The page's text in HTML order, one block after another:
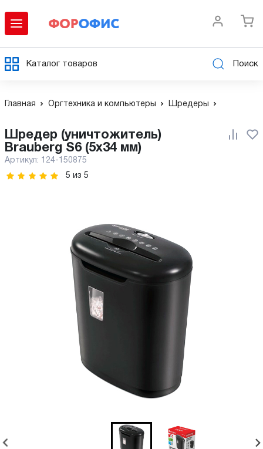
Каталог товаров Поиск
Главная Оргтехника и компьютеры Шредеры
Шредер (уничтожитель)
Brauberg S6 (5x34 мм)
Артикул: 124-150875
5 из 5